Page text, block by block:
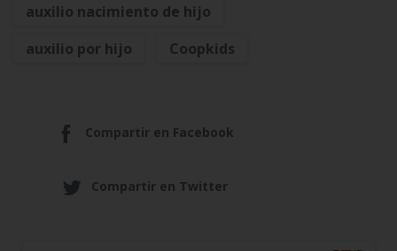
auxilio nacimiento de hijo
auxilio por hijo
Coopkids
Compartir en Facebook
Compartir en Twitter